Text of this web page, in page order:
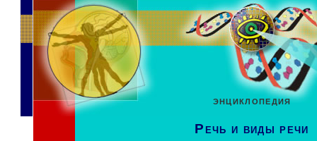
ЭНЦИКЛОПЕДИЯ
Речь и виды речи